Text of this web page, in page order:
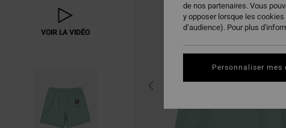
VOIR LA VIDÉO
de nos partenaires. Vous
y opposer lorsque les
d’audience). Pour plus
Personnaliser mes